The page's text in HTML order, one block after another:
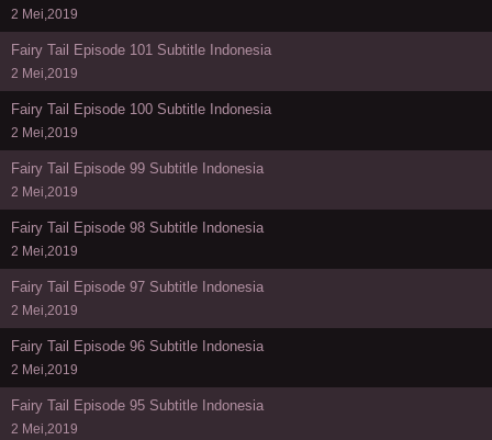
2 Mei,2019
Fairy Tail Episode 101 Subtitle Indonesia
2 Mei,2019
Fairy Tail Episode 100 Subtitle Indonesia
2 Mei,2019
Fairy Tail Episode 99 Subtitle Indonesia
2 Mei,2019
Fairy Tail Episode 98 Subtitle Indonesia
2 Mei,2019
Fairy Tail Episode 97 Subtitle Indonesia
2 Mei,2019
Fairy Tail Episode 96 Subtitle Indonesia
2 Mei,2019
Fairy Tail Episode 95 Subtitle Indonesia
2 Mei,2019